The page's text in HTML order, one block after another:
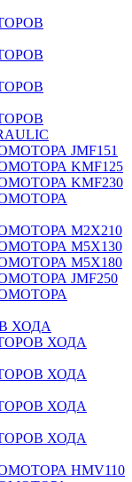
JMF151
KMF125
KMF230
M2X210
M5X130
M5X180
JMF250
ХОДА
ХОДА
ХОДА
ХОДА
ХОДА
HMV110